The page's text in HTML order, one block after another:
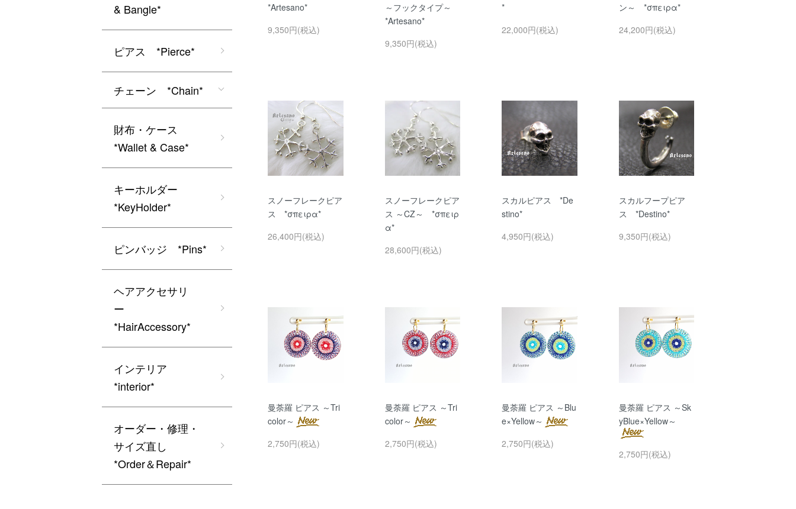
*Artesano*
9,350円(税込)
～フックタイプ～
*Artesano*
9,350円(税込)
*
22,000円(税込)
ン～ *σπειρα*
24,200円(税込)
スノーフレークピア
ス *σπειρα*
26,400円(税込)
スノーフレークピア
ス ～CZ～ *σπειρ
α*
28,600円(税込)
スカルピアス *De
stino*
4,950円(税込)
スカルフープピア
ス *Destino*
9,350円(税込)
曼荼羅 ピアス ～Tri
color～
2,750円(税込)
曼荼羅 ピアス ～Tri
color～
2,750円(税込)
曼荼羅 ピアス ～Blu
e×Yellow～
2,750円(税込)
曼荼羅 ピアス ～Sk
yBlue×Yellow～
2,750円(税込)
& Bangle*
ピアス *Pierce*
チェーン *Chain*
財布・ケース
*Wallet & Case*
キーホルダー
*KeyHolder*
ピンバッジ *Pins*
ヘアアクセサリ
ー
*HairAccessory*
インテリア
*interior*
オーダー・修理・
サイズ直し
*Order＆Repair*